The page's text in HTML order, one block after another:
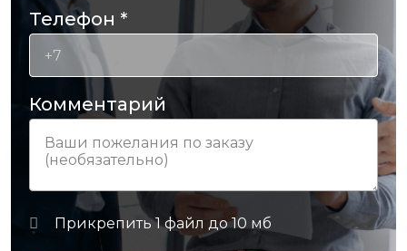
Телефон *
Комментарий